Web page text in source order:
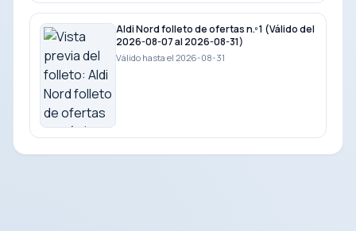
Aldi Nord folleto de ofertas n.º 1 (Válido del
2026-08-07 al 2026-08-31)
Válido hasta el 2026-08-31